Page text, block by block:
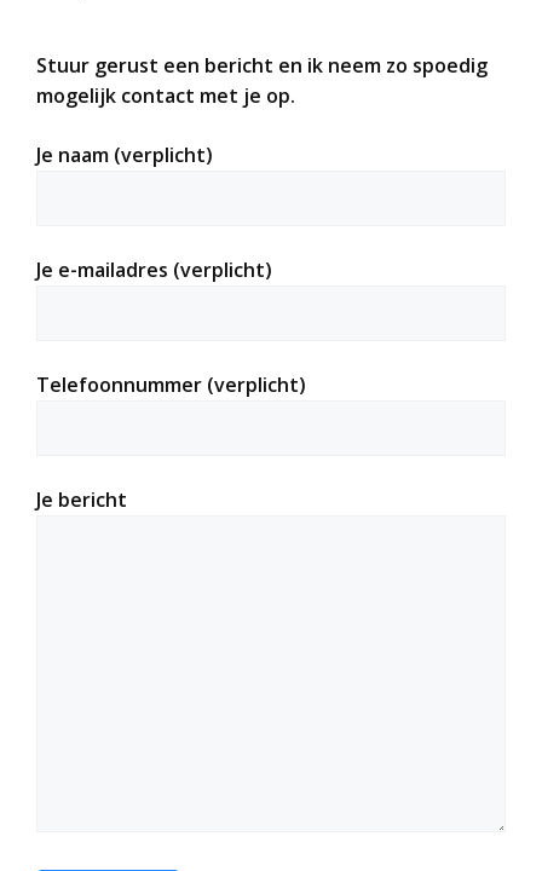
Stuur gerust een bericht en ik neem zo spoedig
mogelijk contact met je op.
Je naam (verplicht)
Je e-mailadres (verplicht)
Telefoonnummer (verplicht)
Je bericht